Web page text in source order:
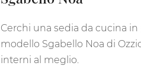
Cerchi una sedia da cucina in
modello Sgabello Noa di
interni al meglio.